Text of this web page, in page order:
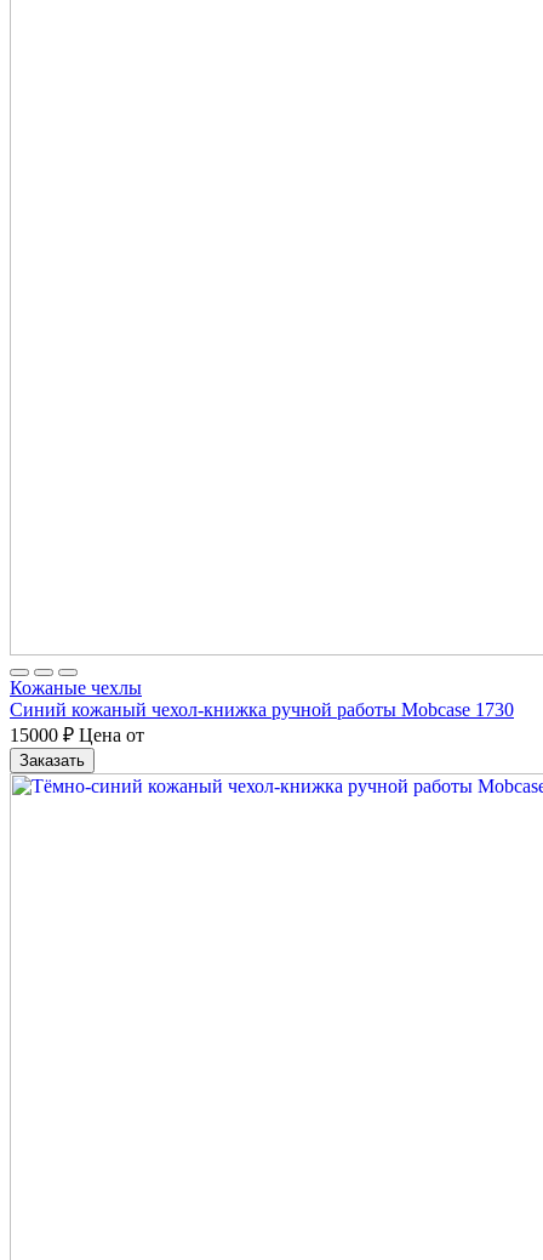
Кожаные чехлы
Синий кожаный чехол-книжка ручной работы Mobcase 1730
15000 ₽ Цена от
Заказать